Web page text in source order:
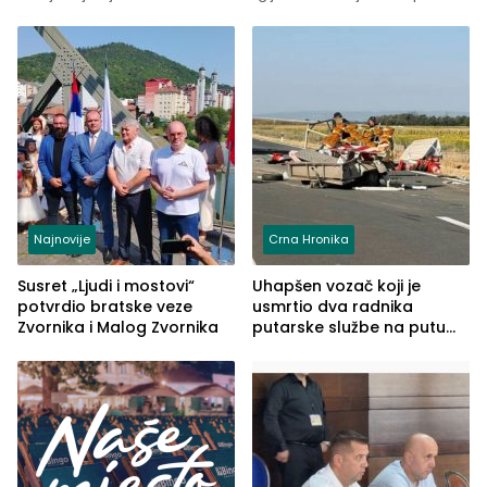
Najnovije
Susret „Ljudi i mostovi“
potvrdio bratske veze
Zvornika i Malog Zvornika
Crna Hronika
Uhapšen vozač koji je
usmrtio dva radnika
putarske službe na putu
(FOTO)